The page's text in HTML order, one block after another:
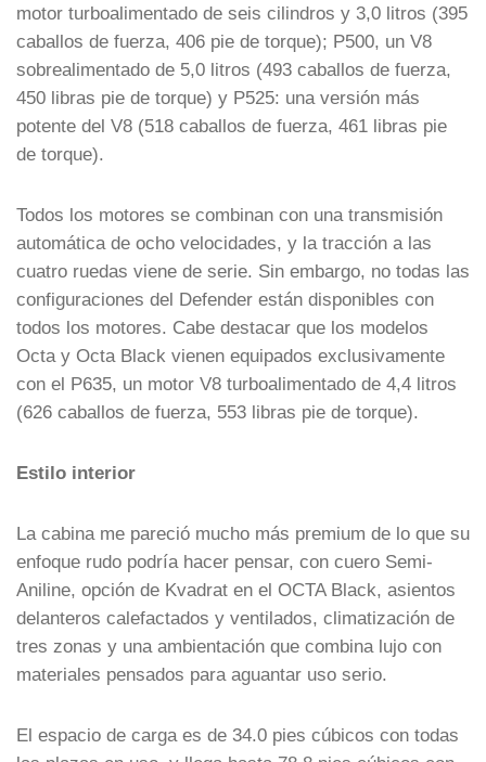
motor turboalimentado de seis cilindros y 3,0 litros (395
caballos de fuerza, 406 pie de torque); P500, un V8
sobrealimentado de 5,0 litros (493 caballos de fuerza,
450 libras pie de torque) y P525: una versión más
potente del V8 (518 caballos de fuerza, 461 libras pie
de torque).
Todos los motores se combinan con una transmisión
automática de ocho velocidades, y la tracción a las
cuatro ruedas viene de serie. Sin embargo, no todas las
configuraciones del Defender están disponibles con
todos los motores. Cabe destacar que los modelos
Octa y Octa Black vienen equipados exclusivamente
con el P635, un motor V8 turboalimentado de 4,4 litros
(626 caballos de fuerza, 553 libras pie de torque).
Estilo interior
La cabina me pareció mucho más premium de lo que su
enfoque rudo podría hacer pensar, con cuero Semi-
Aniline, opción de Kvadrat en el OCTA Black, asientos
delanteros calefactados y ventilados, climatización de
tres zonas y una ambientación que combina lujo con
materiales pensados para aguantar uso serio.
El espacio de carga es de 34.0 pies cúbicos con todas